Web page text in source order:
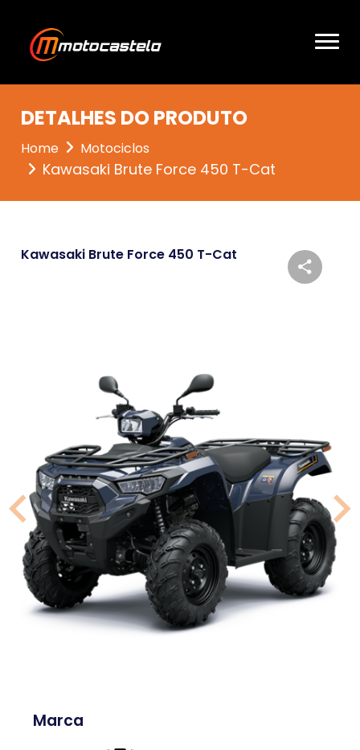
DETALHES DO PRODUTO
Home Motociclos
Kawasaki Brute Force 450 T-Cat
Kawasaki Brute Force 450 T-Cat
Marca